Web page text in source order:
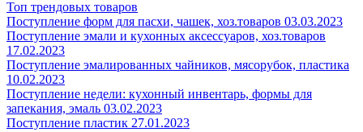
Топ трендовых товаров
Поступление форм для пасхи, чашек, хоз.товаров 03.03.2023
Поступление эмали и кухонных аксессуаров, хоз.товаров
17.02.2023
Поступление эмалированных чайников, мясорубок, пластика
10.02.2023
Поступление недели: кухонный инвентарь, формы для
запекания, эмаль 03.02.2023
Поступление пластик 27.01.2023